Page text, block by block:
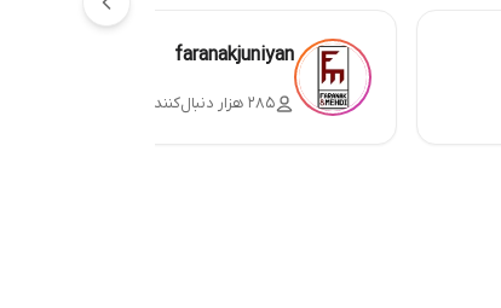
faranakjuniyan
۲۸۵ هزار دنبال‌کننده